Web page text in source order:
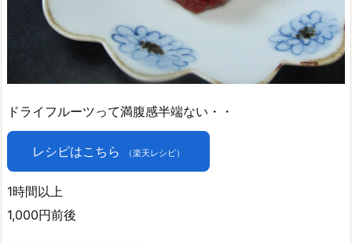
ドライフルーツって満腹感半端ない・・
レシピはこちら （楽天レシピ）
1時間以上
1,000円前後